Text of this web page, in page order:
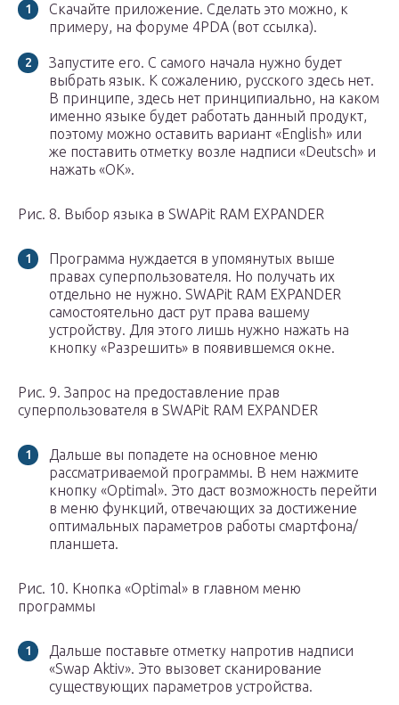
Скачайте приложение. Сделать это можно, к
примеру, на форуме 4PDA (вот ссылка).
Запустите его. С самого начала нужно будет
выбрать язык. К сожалению, русского здесь нет.
В принципе, здесь нет принципиально, на каком
именно языке будет работать данный продукт,
поэтому можно оставить вариант «English» или
же поставить отметку возле надписи «Deutsch» и
нажать «ОК».
Рис. 8. Выбор языка в SWAPit RAM EXPANDER
Программа нуждается в упомянутых выше
правах суперпользователя. Но получать их
отдельно не нужно. SWAPit RAM EXPANDER
самостоятельно даст рут права вашему
устройству. Для этого лишь нужно нажать на
кнопку «Разрешить» в появившемся окне.
Рис. 9. Запрос на предоставление прав
суперпользователя в SWAPit RAM EXPANDER
Дальше вы попадете на основное меню
рассматриваемой программы. В нем нажмите
кнопку «Optimal». Это даст возможность перейти
в меню функций, отвечающих за достижение
оптимальных параметров работы смартфона/
планшета.
Рис. 10. Кнопка «Optimal» в главном меню
программы
Дальше поставьте отметку напротив надписи
«Swap Aktiv». Это вызовет сканирование
существующих параметров устройства.